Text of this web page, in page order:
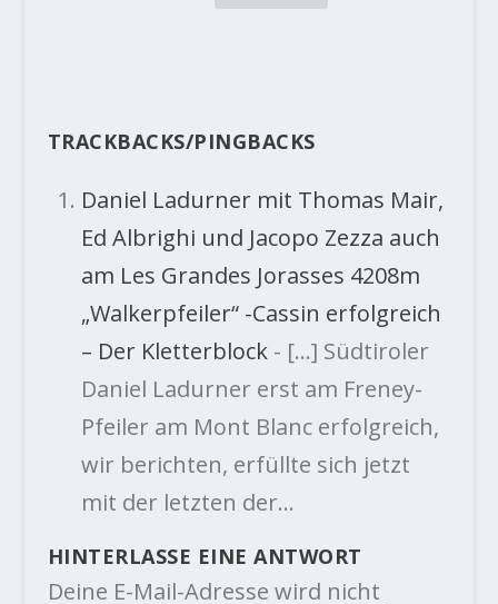
TRACKBACKS/PINGBACKS
Daniel Ladurner mit Thomas Mair,
Ed Albrighi und Jacopo Zezza auch
am Les Grandes Jorasses 4208m
„Walkerpfeiler“ -Cassin erfolgreich
– Der Kletterblock- […] Südtiroler
Daniel Ladurner erst am Freney-
Pfeiler am Mont Blanc erfolgreich,
wir berichten, erfüllte sich jetzt
mit der letzten der…
HINTERLASSE EINE ANTWORT
Deine E-Mail-Adresse wird nicht